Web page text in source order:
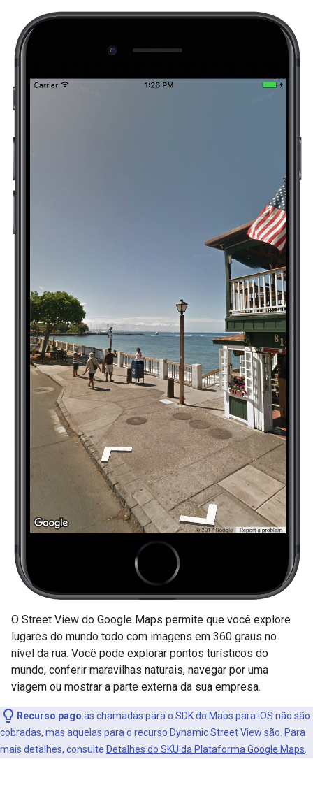
O Street View do Google Maps permite que você explore
lugares do mundo todo com imagens em 360 graus no
nível da rua. Você pode explorar pontos turísticos do
mundo, conferir maravilhas naturais, navegar por uma
viagem ou mostrar a parte externa da sua empresa.
Recurso pago:as chamadas para o SDK do Maps para iOS não são
cobradas, mas aquelas para o recurso Dynamic Street View são. Para
mais detalhes, consulte Detalhes do SKU da Plataforma Google Maps.